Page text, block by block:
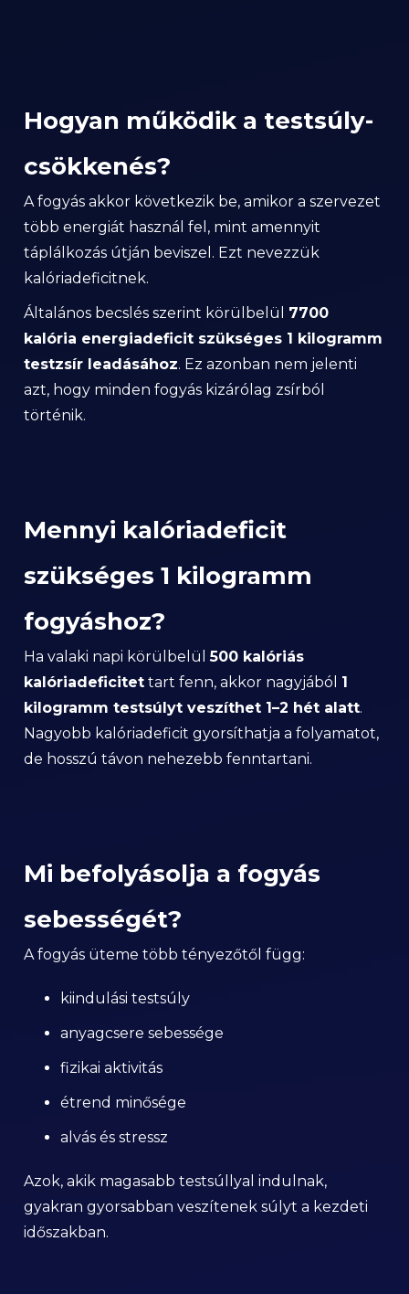
Hogyan működik a testsúly-
csökkenés?
A fogyás akkor következik be, amikor a szervezet
több energiát használ fel, mint amennyit
táplálkozás útján beviszel. Ezt nevezzük
kalóriadeficitnek.
Általános becslés szerint körülbelül 7700
kalória energiadeficit szükséges 1 kilogramm
testzsír leadásához. Ez azonban nem jelenti
azt, hogy minden fogyás kizárólag zsírból
történik.
Mennyi kalóriadeficit
szükséges 1 kilogramm
fogyáshoz?
Ha valaki napi körülbelül500 kalóriás
kalóriadeficitet tart fenn, akkor nagyjából 1
kilogramm testsúlyt veszíthet 1–2 hét alatt.
Nagyobb kalóriadeficit gyorsíthatja a folyamatot,
de hosszú távon nehezebb fenntartani.
Mi befolyásolja a fogyás
sebességét?
A fogyás üteme több tényezőtől függ:
kiindulási testsúly
anyagcsere sebessége
fizikai aktivitás
étrend minősége
alvás és stressz
Azok, akik magasabb testsúllyal indulnak,
gyakran gyorsabban veszítenek súlyt a kezdeti
időszakban.